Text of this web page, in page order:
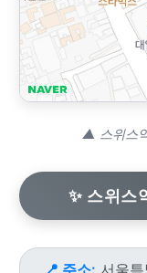
▲ 스위스
✨ 스위스
📍 주소: 서울